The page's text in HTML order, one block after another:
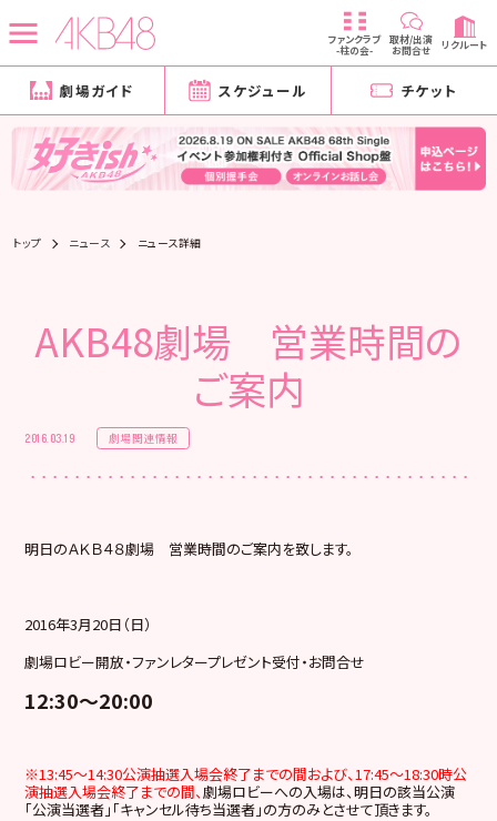
ファンクラブ
-柱の会-
取材/出演
お問合せ リクルート
劇場ガイド スケジュール チケット
トップ ニュース ニュース詳細
AKB48劇場 営業時間の
ご案内
2016.03.19 劇場関連情報
明日のＡＫＢ４８劇場 営業時間のご案内を致します。
2016年3月20日（日）
劇場ロビー開放・ファンレタープレゼント受付・お問合せ
12:30～20:00
※13:45～14:30公演抽選入場会終了までの間および、 17:45～18:30時公
演抽選入場会終了までの間、劇場ロビーへの入場は、明日の該当公演
「公演当選者」「キャンセル待ち当選者」の方のみとさせて頂きます。